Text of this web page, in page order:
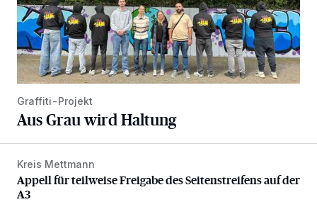
Graffiti-Projekt
Aus Grau wird Haltung
Appell für teilweise Freigabe des Seitenstreifens auf der A3
Kreis Mettmann
Appell für teilweise Freigabe des Seitenstreifens auf der
A3